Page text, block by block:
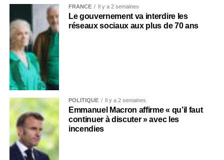
FRANCE Il y a 2 semaines
Le gouvernement va interdire les
réseaux sociaux aux plus de 70 ans
POLITIQUE Il y a 2 semaines
Emmanuel Macron affirme « qu’il faut
continuer à discuter » avec les
incendies